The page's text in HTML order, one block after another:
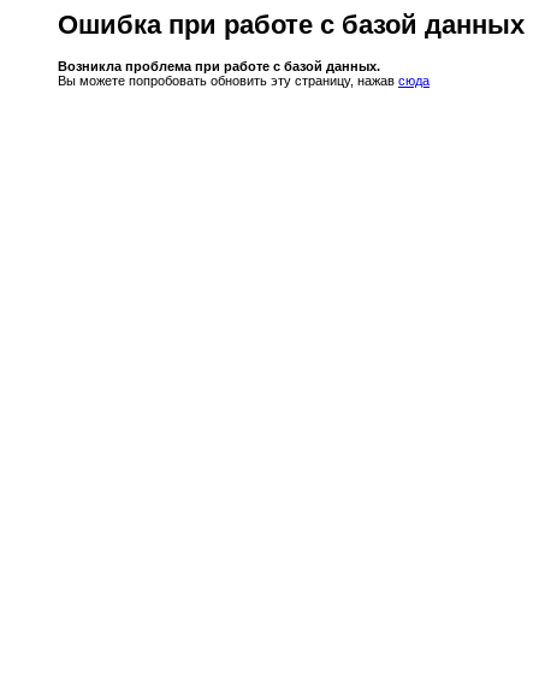
Ошибка при работе с базой данных
Возникла проблема при работе с базой данных.
Вы можете попробовать обновить эту страницу, нажав сюда